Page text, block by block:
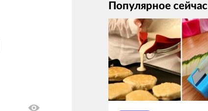
Популярное сейчас